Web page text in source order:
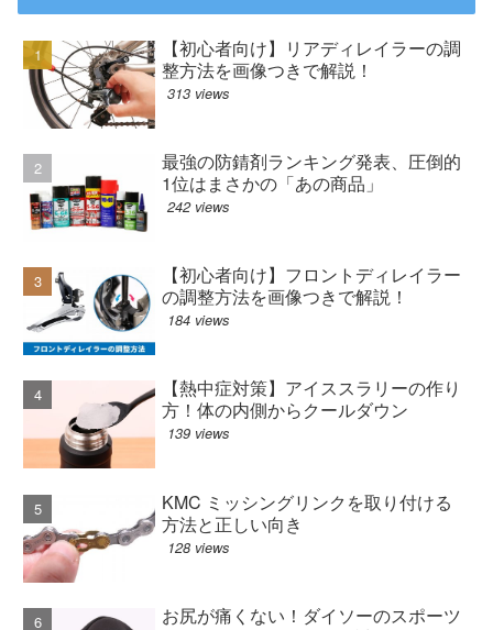
【初心者向け】リアディレイラーの調
整方法を画像つきで解説！
313 views
最強の防錆剤ランキング発表、圧倒的
1位はまさかの「あの商品」
242 views
【初心者向け】フロントディレイラー
の調整方法を画像つきで解説！
184 views
【熱中症対策】アイススラリーの作り
方！体の内側からクールダウン
139 views
KMC ミッシングリンクを取り付ける
方法と正しい向き
128 views
お尻が痛くない！ダイソーのスポーツ